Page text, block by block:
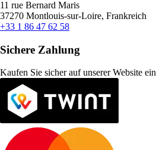
11 rue Bernard Maris
37270 Montlouis-sur-Loire, Frankreich
+33 1 86 47 62 58
Sichere Zahlung
Kaufen Sie sicher auf unserer Website ein